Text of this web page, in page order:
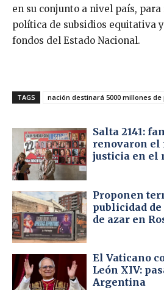
en su conjunto a nivel país,
política de subsidios equitativa
fondos del Estado Nacional.
TAGS nación destinará 5000 millones de
Salta 2141:
renovaron el
justicia en el
Proponen
publicidad de
de azar en
El Vaticano
León XIV:
Argentina